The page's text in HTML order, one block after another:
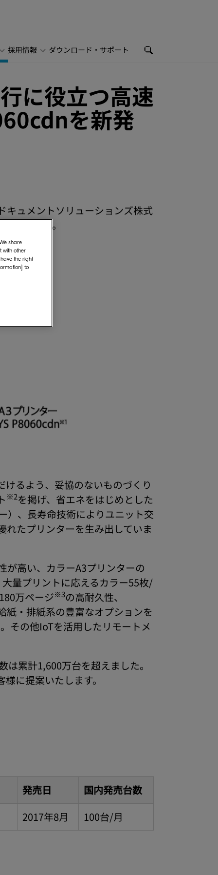
採用情報 ダウンロード・サポート
に役立つ高速
を新発
キュメントソリューションズ株式
たします。
るよう、妥協のないものづくり
※2を掲げ、省エネをはじめとした
）、長寿命技術によりユニット交
たプリンターを生み出していま
が高い、カラーA3プリンターの
量プリントに応えるカラー55枚/
万ページ※3の高耐久性、
・排紙系の豊富なオプションを
その他IoTを活用したリモートメ
累計1,600万台を超えました。
に提案いたします。
発売日
国内発売台数
2017年8月
100台/月
share
with other
the right
to